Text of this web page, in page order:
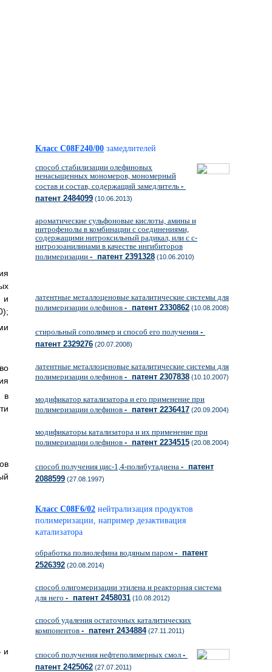
и
в
и
Класс C08F240/00 замедлителей
способ стабилизации олефиновых
ненасыщенных мономеров, мономерный
состав и состав, содержащий замедлитель -
патент 2484099 (10.06.2013)
ароматические сульфоновые кислоты, амины и
нитрофенолы в комбинации с соединениями,
содержащими нитроксильный радикал, или с с-
нитрозоанилинами в качестве ингибиторов
полимеризации - патент 2391328 (10.06.2010)
латентные металлоценовые каталитические системы для
полимеризации олефинов - патент 2330862 (10.08.2008)
стирольный сополимер и способ его получения -
патент 2329276 (20.07.2008)
латентные металлоценовые каталитические системы для
полимеризации олефинов - патент 2307838 (10.10.2007)
модификатор катализатора и его применение при
полимеризации олефинов - патент 2236417 (20.09.2004)
модификаторы катализатора и их применение при
полимеризации олефинов - патент 2234515 (20.08.2004)
способ получения цис-1,4-полибутадиена - патент
2088599 (27.08.1997)
Класс C08F6/02 нейтрализация продуктов
полимеризации, например дезактивация
катализатора
обработка полиолефина водяным паром - патент
2526392 (20.08.2014)
способ олигомеризации этилена и реакторная система
для него - патент 2458031 (10.08.2012)
способ удаления остаточных каталитических
компонентов - патент 2434884(27.11.2011)
способ получения нефтеполимерных смол -
патент 2425062 (27.07.2011)